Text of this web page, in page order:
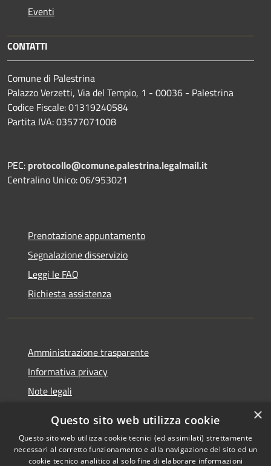
Eventi
CONTATTI
Comune di Palestrina
Palazzo Verzetti, Via del Tempio, 1 - 00036 - Palestrina
Codice Fiscale: 01319240584
Partita IVA: 03577071008
PEC: protocollo@comune.palestrina.legalmail.it
Centralino Unico: 06/953021
Prenotazione appuntamento
Segnalazione disservizio
Leggi le FAQ
Richiesta assistenza
Amministrazione trasparente
Informativa privacy
Note legali
×
Questo sito web utilizza cookie
Questo sito web utilizza cookie tecnici (ed assimilati) strettamente
necessari al corretto funzionamento e alla navigazione del sito ed un
cookie tecnico analitico al solo fine di elaborare informazioni